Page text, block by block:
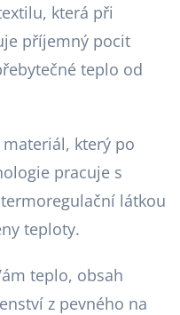
která při
příjemný pocit
teplo od
materiál, který po
pracuje s
látkou
teploty.
teplo, obsah
z pevného na